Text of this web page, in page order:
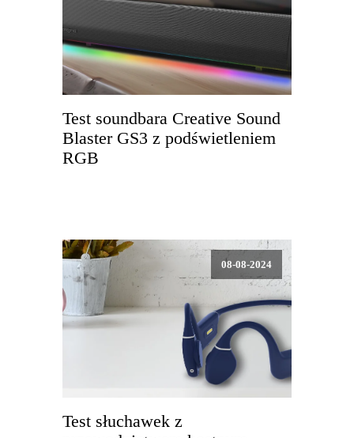
Test soundbara Creative Sound
Blaster GS3 z podświetleniem
RGB
08-08-2024
Test słuchawek z